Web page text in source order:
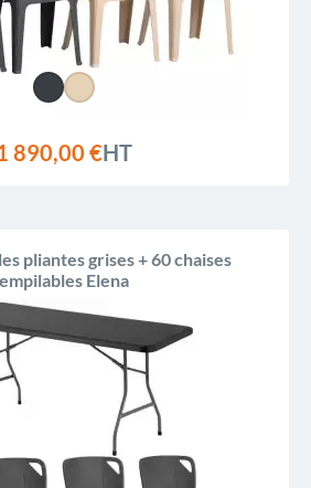
890,00 €HT
pliantes grises + 60 chaises
empilables Elena